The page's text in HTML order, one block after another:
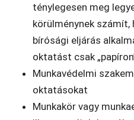
ténylegesen meg
körülménynek számít,
bírósági eljárás
oktatást csak
Munkavédelmi
oktatásokat
Munkakör vagy